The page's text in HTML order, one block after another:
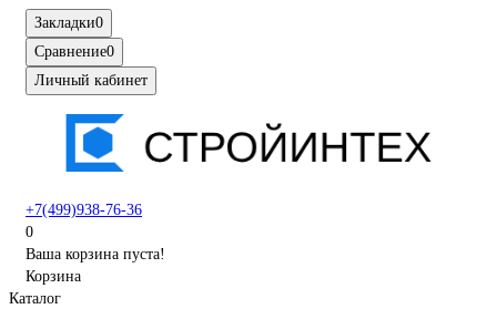
Закладки0
Сравнение0
Личный кабинет
+7(499)938-76-36
0
Ваша корзина пуста!
Корзина
Каталог